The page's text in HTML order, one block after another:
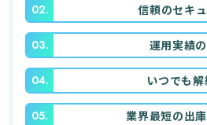
02. 信頼のセキ
03. 運用実績
04. いつでも
05. 業界最短の出